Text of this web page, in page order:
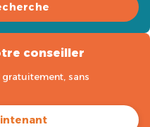
conseiller
sans